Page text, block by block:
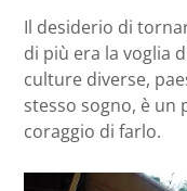
Il desiderio di
di più era la voglia
culture diverse,
stesso sogno, è un
coraggio di farlo.